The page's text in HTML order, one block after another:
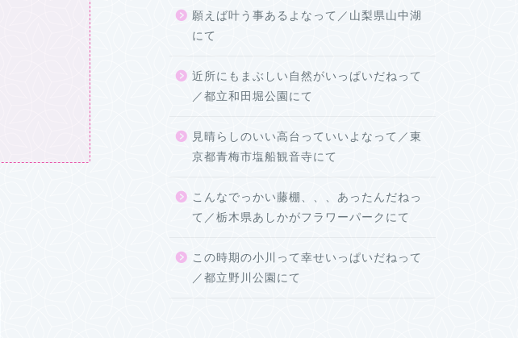
願えば叶う事あるよなって／山梨県山中湖
にて
近所にもまぶしい自然がいっぱいだねって
／都立和田堀公園にて
見晴らしのいい高台っていいよなって／東
京都青梅市塩船観音寺にて
こんなでっかい藤棚、、、あったんだねっ
て／栃木県あしかがフラワーパークにて
この時期の小川って幸せいっぱいだねって
／都立野川公園にて